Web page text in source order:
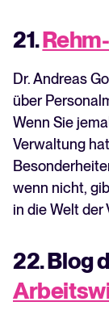
21.
Dr. Andreas
über
Wenn Sie
Verwaltung
wenn nicht,
in die Welt der
22. Blog